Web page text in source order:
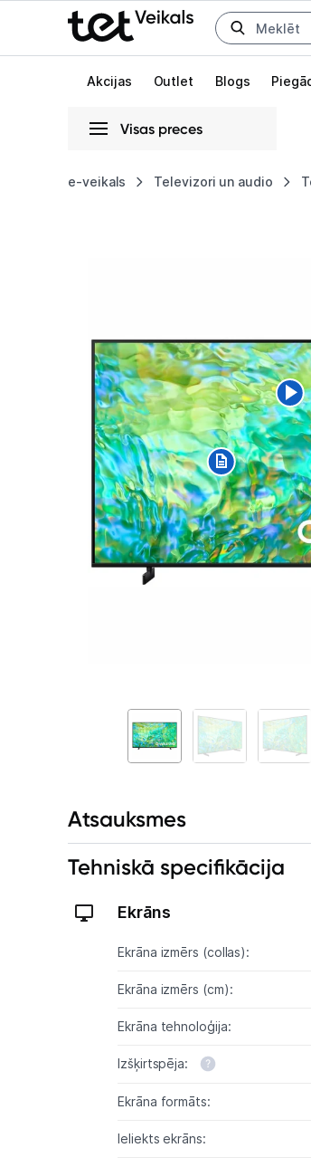
Uz kategorijam Uz galveno
Akcijas Outlet Blogs
Visas preces
e-veikals Televizori un audio
LED
Smart
UE50CU8002KXXH
Atsauksmes
Tehniskā specifikācija
Ekrāns
Ekrāna izmērs (collas):
Ekrāna izmērs (cm):
Ekrāna tehnoloģija:
Izšķirtspēja:
Ekrāna formāts:
Ieliekts ekrāns: